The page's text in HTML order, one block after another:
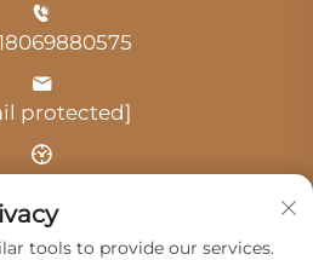
protected]
tools to provide our services.